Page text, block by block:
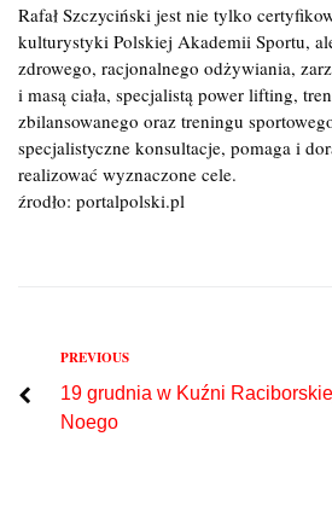
Rafał Szczyciński jest nie tylko
kulturystyki Polskiej Akademii Sportu,
zdrowego, racjonalnego odżywiania,
i masą ciała, specjalistą power lifting,
zbilansowanego oraz treningu
specjalistyczne konsultacje, pomaga i
realizować wyznaczone cele.
źrodło: portalpolski.pl
Nawigacja
wpisu
Previous
PREVIOUS
19 grudnia w Kuźni
Noego